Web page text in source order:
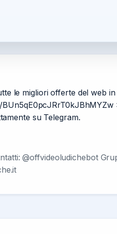
le migliori offerte del web
su Telegram.
@offvideoludichebot